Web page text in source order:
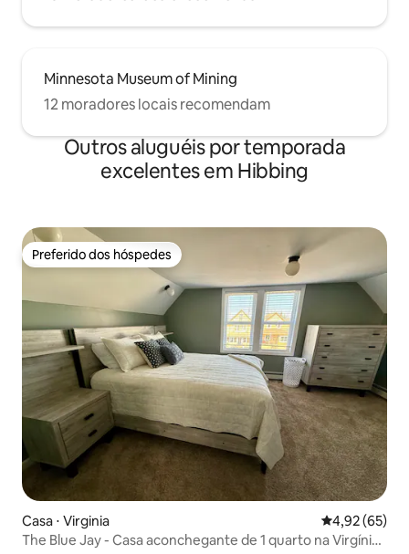
Minnesota Museum of Mining
12 moradores locais recomendam
Outros aluguéis por temporada
excelentes em Hibbing
Preferido dos hóspedes
Preferido dos hóspedes
Casa ⋅ Virginia 4,92 de uma
4,92 (65)
The Blue Jay - Casa aconchegante de 1 quarto na Virgínia